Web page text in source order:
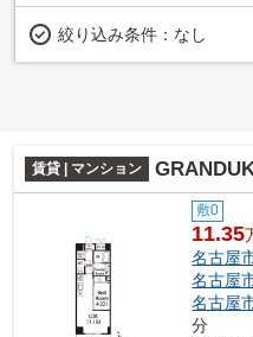
絞り込み条件： なし
賃貸 | マンション
敷0
11.35
名古屋
名古屋
名古屋
分